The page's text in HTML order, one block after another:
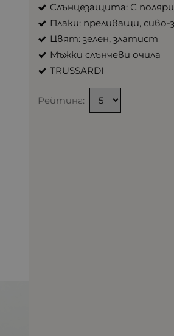
Слънцезащита: С
Плаки: преливащи, сиво-
Цвят: зелен, златист
Мъжки слънчеви очила
TRUSSARDI
Рейтинг: